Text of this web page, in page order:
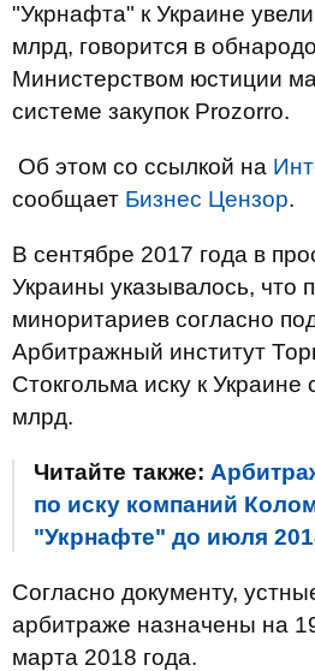
"Укрнафта" к Украине
млрд, говорится в
Министерством юстиции
системе закупок Prozorro.
Об этом со ссылкой на
сообщает Бизнес Цензор.
В сентябре 2017 года в
Украины указывалось, что
миноритариев согласно
Арбитражный институт
Стокгольма иску к Украине
млрд.
Читайте также:
по иску компаний
"Укрнафте" до июля
Согласно документу,
арбитраже назначены на
марта 2018 года.